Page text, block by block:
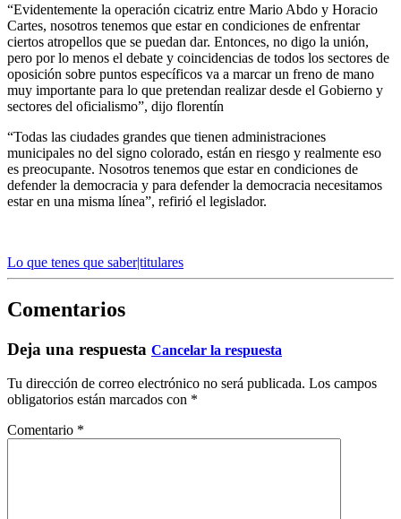
“Evidentemente la operación cicatriz entre Mario Abdo y Horacio
Cartes, nosotros tenemos que estar en condiciones de enfrentar
ciertos atropellos que se puedan dar. Entonces, no digo la unión,
pero por lo menos el debate y coincidencias de todos los sectores de
oposición sobre puntos específicos va a marcar un freno de mano
muy importante para lo que pretendan realizar desde el Gobierno y
sectores del oficialismo”, dijo florentín
“Todas las ciudades grandes que tienen administraciones
municipales no del signo colorado, están en riesgo y realmente eso
es preocupante. Nosotros tenemos que estar en condiciones de
defender la democracia y para defender la democracia necesitamos
estar en una misma línea”, refirió el legislador.
Lo que tenes que saber|titulares
Comentarios
Deja una respuesta Cancelar la respuesta
Tu dirección de correo electrónico no será publicada. Los campos
obligatorios están marcados con *
Comentario *